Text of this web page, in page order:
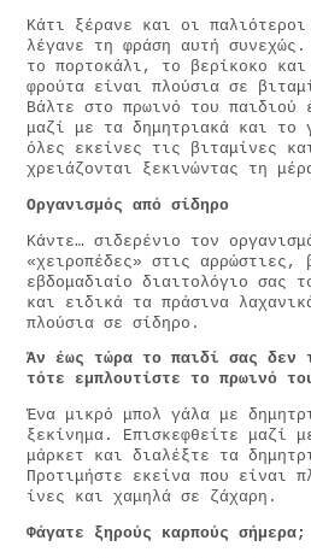
Κάτι ξέρανε και οι
λέγανε τη φράση αυτή
το πορτοκάλι, το βερίκοκο
φρούτα είναι πλούσια σε
Βάλτε στο πρωινό του παιδιού
μαζί με τα δημητριακά και το
όλες εκείνες τις βιταμίνες
χρειάζονται ξεκινώντας τη
Οργανισμός από σίδηρο
Κάντε… σιδερένιο τον
«χειροπέδες» στις αρρώστιες,
εβδομαδιαίο διαιτολόγιο σας
και ειδικά τα πράσινα
πλούσια σε σίδηρο.
Άν έως τώρα το παιδί σας δεν
τότε εμπλουτίστε το πρωινό
Ένα μικρό μπολ γάλα με
ξεκίνημα. Επισκεφθείτε μαζί
μάρκετ και διαλέξτε τα
Προτιμήστε εκείνα που είναι
ίνες και χαμηλά σε ζάχαρη.
Φάγατε ξηρούς καρπούς σήμερα;